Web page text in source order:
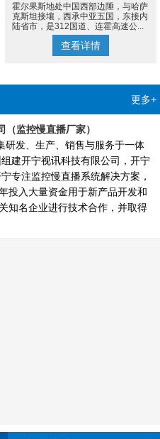
霍尔果斯地处中国西部边陲，与哈萨
克斯坦接壤，西承中亚五国，东接内
陆省市，是312国道、连霍高速公...
查看详情
更多+
监控慢直播厂家）
研发、生产、销售与服务于一体
建开宁视讯科技有限公司，开宁
专注监控慢直播系统解决方案，
投入大量资金用于新产品开发和
知名企业进行技术合作，并取得